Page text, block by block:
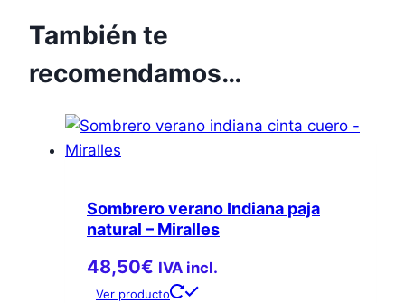
También te
recomendamos…
Sombrero verano Indiana paja
natural – Miralles
48,50€ IVA incl.
Ver producto